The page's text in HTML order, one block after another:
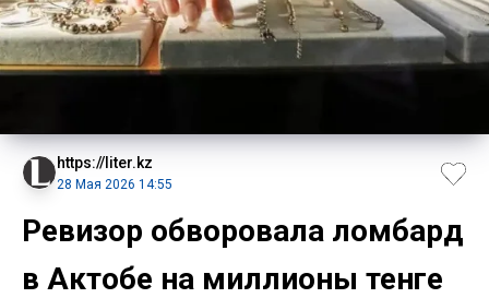
https://liter.kz
28 Мая 2026 14:55
Ревизор обворовала ломбард
в Актобе на миллионы тенге